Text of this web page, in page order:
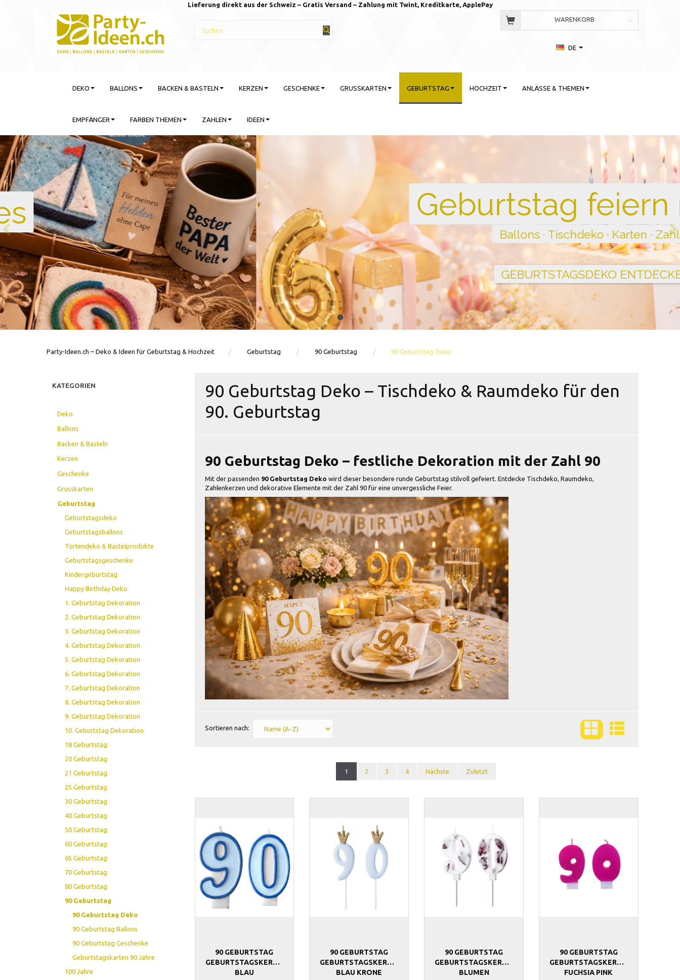
Lieferung direkt aus der Schweiz – Gratis Versand – Zahlung mit Twint, Kreditkarte, ApplePay
WARENKORB
DE
DEKO BALLONS BACKEN & BASTELN KERZEN GESCHENKE GRUSSKARTEN GEBURTSTAG HOCHZEIT ANLÄSSE & THEMEN
EMPFÄNGER FARBEN THEMEN ZAHLEN IDEEN
Geburtstag feiern mit Stil
Ballons · Tischdeko · Karten · Zahlen
GEBURTSTAGSDEKO ENTDECKEN
Party-Ideen.ch – Deko & Ideen für Geburtstag & Hochzeit Geburtstag 90 Geburtstag 90 Geburtstag Deko
KATEGORIEN
Deko
Ballons
Backen & Basteln
Kerzen
Geschenke
Grusskarten
Geburtstag
Geburtstagsdeko
Geburtstagsballons
Tortendeko & Bastelprodukte
Geburtstagsgeschenke
Kindergeburtstag
Happy Birthday Deko
1. Geburtstag Dekoration
2. Geburtstag Dekoration
3. Geburtstag Dekoration
4. Geburtstag Dekoration
5. Geburtstag Dekoration
6. Geburtstag Dekoration
7. Geburtstag Dekoration
8. Geburtstag Dekoration
9. Geburtstag Dekoration
10. Geburtstag Dekoration
18 Geburtstag
20 Geburtstag
21 Geburtstag
25 Geburtstag
30 Geburtstag
40 Geburtstag
50 Geburtstag
60 Geburtstag
65 Geburtstag
70 Geburtstag
80 Geburtstag
90 Geburtstag
90 Geburtstag Deko
90 Geburtstag Ballons
90 Geburtstag Geschenke
Geburtstagskarten 90 Jahre
100 Jahre
90 Geburtstag Deko – Tischdeko & Raumdeko für den
90. Geburtstag
90 Geburtstag Deko – festliche Dekoration mit der Zahl 90
Mit der passenden 90 Geburtstag Deko wird dieser besondere runde Geburtstag stilvoll gefeiert. Entdecke Tischdeko, Raumdeko,
Zahlenkerzen und dekorative Elemente mit der Zahl 90 für eine unvergessliche Feier.
Sortieren nach:
1 2 3 4 Nächste Zuletzt
90 GEBURTSTAG
GEBURTSTAGSKERZEN
BLAU
90 GEBURTSTAG
GEBURTSTAGSKERZEN
BLAU KRONE
90 GEBURTSTAG
GEBURTSTAGSKERZEN
BLUMEN
90 GEBURTSTAG
GEBURTSTAGSKERZEN
FUCHSIA PINK